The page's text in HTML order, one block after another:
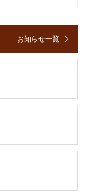
お知らせ一覧